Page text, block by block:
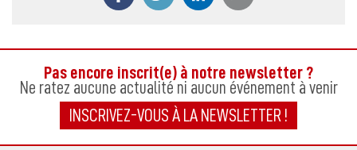
Pas encore inscrit(e) à notre newsletter ?
Ne ratez aucune actualité ni aucun événement à venir
INSCRIVEZ-VOUS À LA NEWSLETTER !